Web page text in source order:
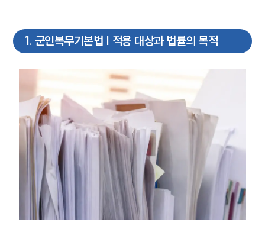
1 . 군인복무기본법 | 적용 대상과 법률의 목적